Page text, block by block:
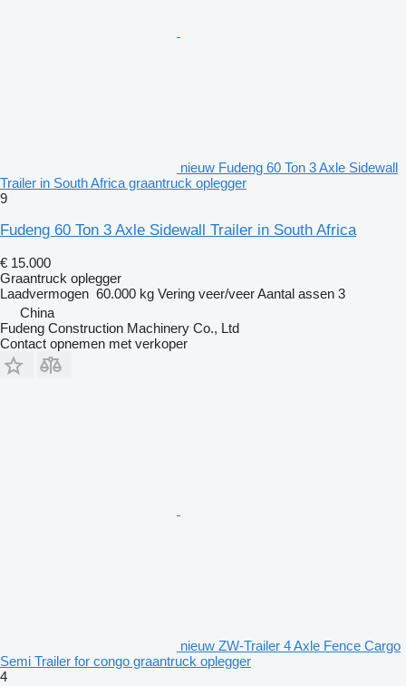
nieuw Fudeng 60 Ton 3 Axle Sidewall
Trailer in South Africa graantruck oplegger
9
Fudeng 60 Ton 3 Axle Sidewall Trailer in South Africa
€ 15.000
Graantruck oplegger
Laadvermogen 60.000 kg Vering veer/veerAantal assen 3
China
Fudeng Construction Machinery Co., Ltd
Contact opnemen met verkoper
nieuw ZW-Trailer 4 Axle Fence Cargo
Semi Trailer for congo graantruck oplegger
4